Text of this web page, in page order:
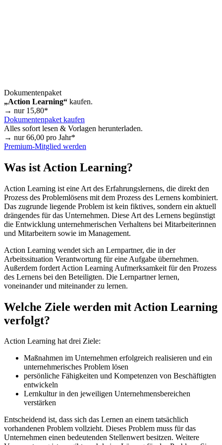
Dokumentenpaket
„Action Learning“ kaufen.
→ nur 15,80*
Dokumentenpaket kaufen
Alles sofort lesen & Vorlagen herunterladen.
→ nur66,00 pro Jahr*
Premium-Mitglied werden
Was ist Action Learning?
Action Learning ist eine Art des Erfahrungslernens, die direkt den
Prozess des Problemlösens mit dem Prozess des Lernens kombiniert.
Das zugrunde liegende Problem ist kein fiktives, sondern ein aktuell
drängendes für das Unternehmen. Diese Art des Lernens begünstigt
die Entwicklung unternehmerischen Verhaltens bei Mitarbeiterinnen
und Mitarbeitern sowie im Management.
Action Learning wendet sich an Lernpartner, die in der
Arbeitssituation Verantwortung für eine Aufgabe übernehmen.
Außerdem fordert Action Learning Aufmerksamkeit für den Prozess
des Lernens bei den Beteiligten. Die Lernpartner lernen,
voneinander und miteinander zu lernen.
Welche Ziele werden mit Action Learning
verfolgt?
Action Learning hat drei Ziele:
Maßnahmen im Unternehmen erfolgreich realisieren und ein
unternehmerisches Problem lösen
persönliche Fähigkeiten und Kompetenzen von Beschäftigten
entwickeln
Lernkultur in den jeweiligen Unternehmensbereichen
verstärken
Entscheidend ist, dass sich das Lernen an einem tatsächlich
vorhandenen Problem vollzieht. Dieses Problem muss für das
Unternehmen einen bedeutenden Stellenwert besitzen. Weitere